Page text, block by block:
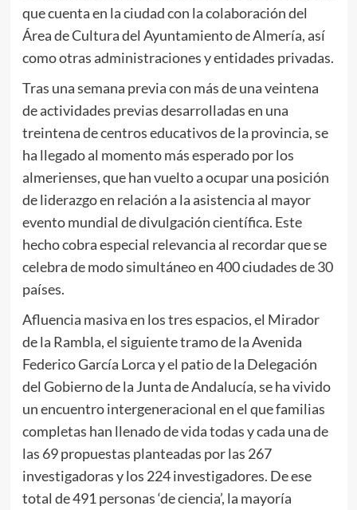
que cuenta en la ciudad con la colaboración del
Área de Cultura del Ayuntamiento de Almería, así
como otras administraciones y entidades privadas.
Tras una semana previa con más de una veintena
de actividades previas desarrolladas en una
treintena de centros educativos de la provincia, se
ha llegado al momento más esperado por los
almerienses, que han vuelto a ocupar una posición
de liderazgo en relación a la asistencia al mayor
evento mundial de divulgación científica. Este
hecho cobra especial relevancia al recordar que se
celebra de modo simultáneo en 400 ciudades de 30
países.
Afluencia masiva en los tres espacios, el Mirador
de la Rambla, el siguiente tramo de la Avenida
Federico García Lorca y el patio de la Delegación
del Gobierno de la Junta de Andalucía, se ha vivido
un encuentro intergeneracional en el que familias
completas han llenado de vida todas y cada una de
las 69 propuestas planteadas por las 267
investigadoras y los 224 investigadores. De ese
total de 491 personas ‘de ciencia’, la mayoría